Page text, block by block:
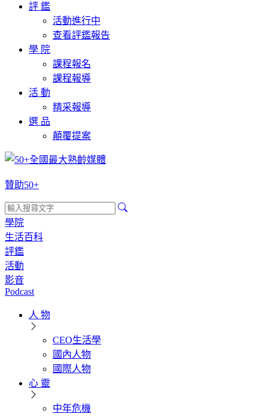
評 鑑
活動進行中
查看評鑑報告
學 院
課程報名
課程報導
活 動
精采報導
選 品
顛覆提案
贊助50+
學院
生活百科
評鑑
活動
影音
Podcast
人 物
CEO生活學
國內人物
國際人物
心 靈
中年危機